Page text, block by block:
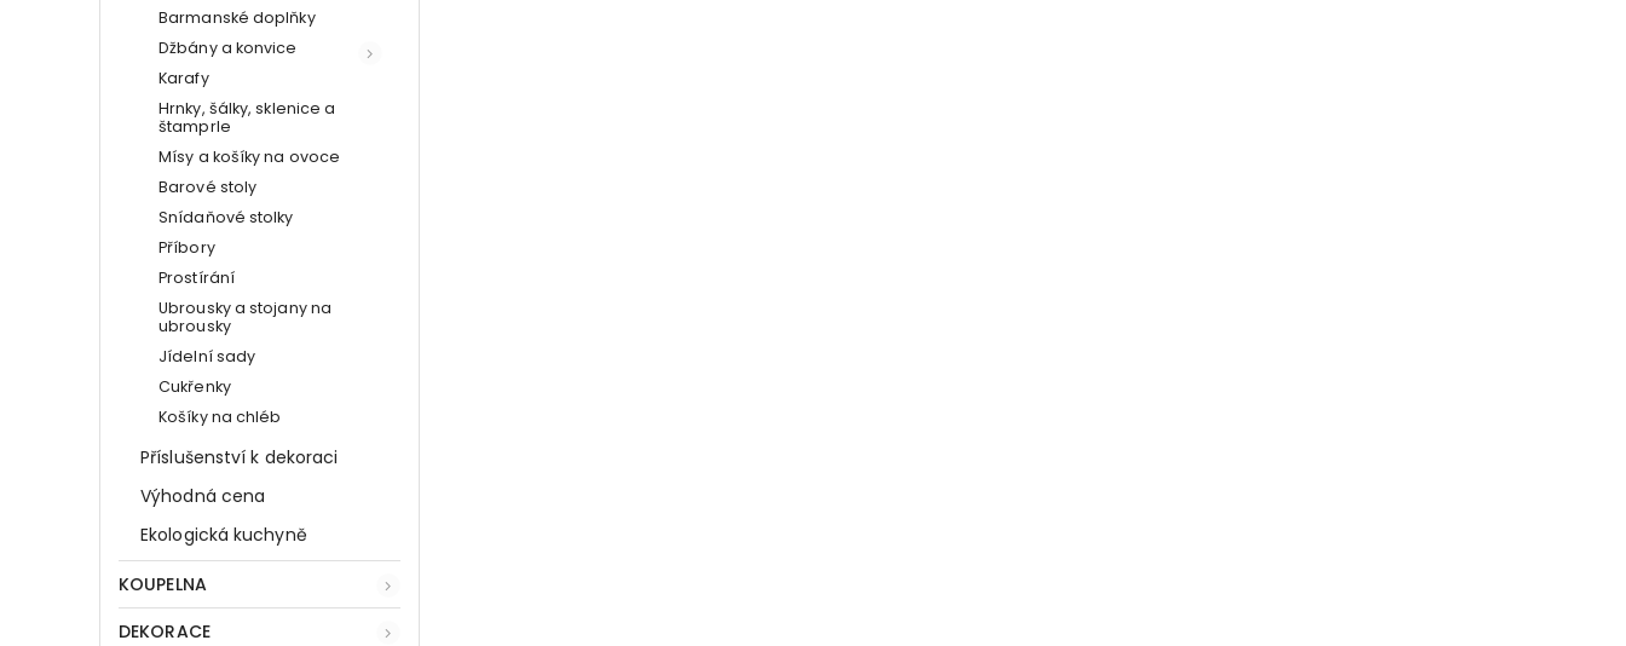
Barmanské doplňky
Džbány a konvice
Karafy
Hrnky, šálky, sklenice a
štamprle
Mísy a košíky na ovoce
Barové stoly
Snídaňové stolky
Příbory
Prostírání
Ubrousky a stojany na
ubrousky
Jídelní sady
Cukřenky
Košíky na chléb
Příslušenství k dekoraci
Výhodná cena
Ekologická kuchyně
KOUPELNA
DEKORACE